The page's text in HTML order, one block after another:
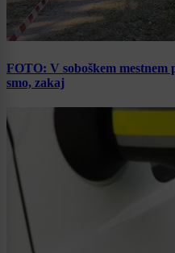
FOTO: V soboškem
smo, zakaj